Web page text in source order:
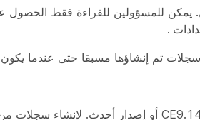
يمكن للمسؤولين للقراءة فقط
.
تم إنشاؤها مسبقا حتى عندما يكون